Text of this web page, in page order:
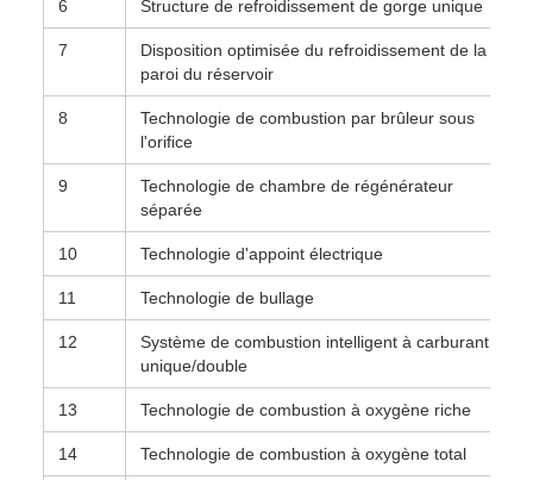
6 Structure de refroidissement de gorge unique
7
Disposition optimisée du refroidissement de la
paroi du réservoir
8
Technologie de combustion par brûleur sous
l'orifice
9
Technologie de chambre de régénérateur
séparée
10 Technologie d'appoint électrique
11 Technologie de bullage
12
Système de combustion intelligent à carburant
unique/double
13 Technologie de combustion à oxygène riche
14 Technologie de combustion à oxygène total